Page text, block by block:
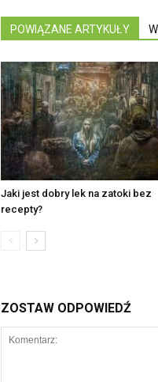
POWIĄZANE ARTYKUŁY
Jaki jest dobry lek na zatoki bez
recepty?
ZOSTAW ODPOWIEDŹ